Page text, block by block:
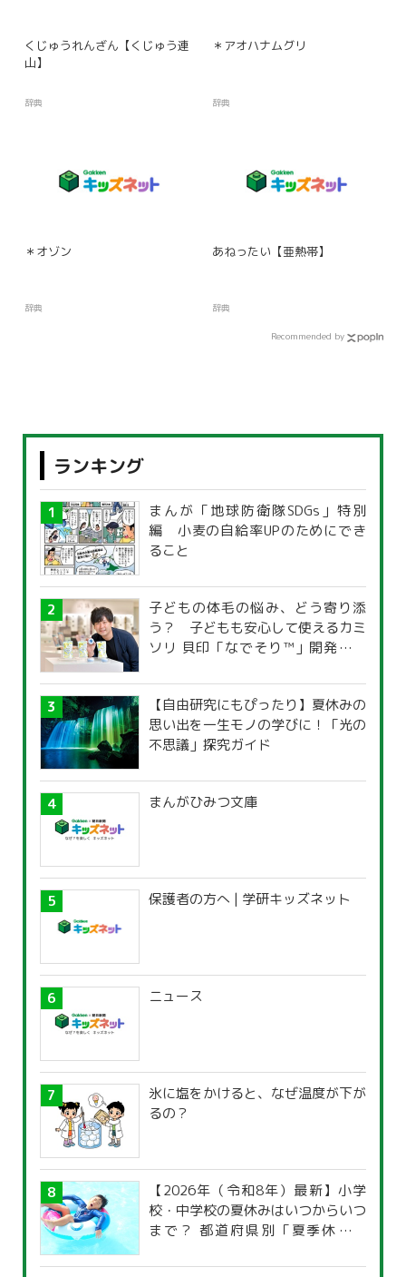
くじゅうれんざん【くじゅう連
山】
辞典
＊アオハナムグリ
辞典
＊オゾン
辞典
あねったい【亜熱帯】
辞典
Recommended by
ランキング
まんが「地球防衛隊SDGs」特別
編 小麦の自給率UPのためにでき
ること
子どもの体毛の悩み、どう寄り添
う？ 子どもも安心して使えるカミ
ソリ 貝印「なでそり™」開発の思
【自由研究にもぴったり】夏休みの
思い出を一生モノの学びに！「光の
不思議」探究ガイド
まんがひみつ文庫
保護者の方へ | 学研キッズネット
ニュース
氷に塩をかけると、なぜ温度が下が
るの？
【2026年（令和8年）最新】小学
校・中学校の夏休みはいつからいつ
まで？ 都道府県別「夏季休暇一